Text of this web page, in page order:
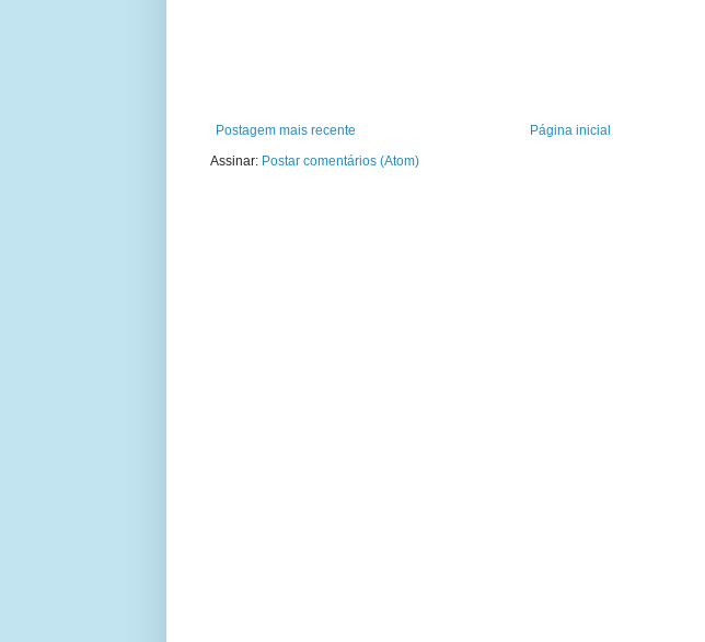
Postagem mais recente
Página inicial
Assinar: Postar comentários (Atom)